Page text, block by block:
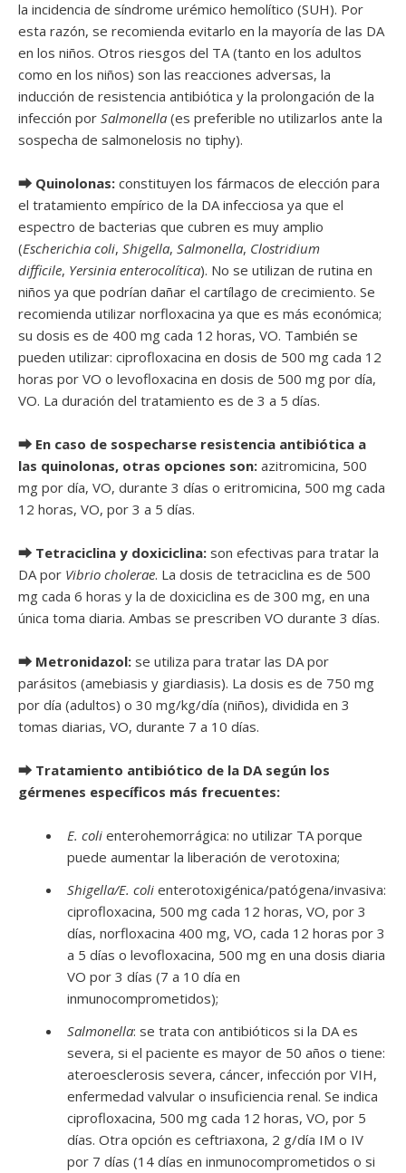
la incidencia de síndrome urémico hemolítico (SUH). Por
esta razón, se recomienda evitarlo en la mayoría de las DA
en los niños. Otros riesgos del TA (tanto en los adultos
como en los niños) son las reacciones adversas, la
inducción de resistencia antibiótica y la prolongación de la
infección por Salmonella (es preferible no utilizarlos ante la
sospecha de salmonelosis no tiphy).
⮕ Quinolonas: constituyen los fármacos de elección para
el tratamiento empírico de la DA infecciosa ya que el
espectro de bacterias que cubren es muy amplio
(Escherichia coli, Shigella, Salmonella, Clostridium
difficile, Yersinia enterocolítica). No se utilizan de rutina en
niños ya que podrían dañar el cartílago de crecimiento. Se
recomienda utilizar norfloxacina ya que es más económica;
su dosis es de 400 mg cada 12 horas, VO. También se
pueden utilizar: ciprofloxacina en dosis de 500 mg cada 12
horas por VO o levofloxacina en dosis de 500 mg por día,
VO. La duración del tratamiento es de 3 a 5 días.
⮕ En caso de sospecharse resistencia antibiótica a
las quinolonas, otras opciones son: azitromicina, 500
mg por día, VO, durante 3 días o eritromicina, 500 mg cada
12 horas, VO, por 3 a 5 días.
⮕ Tetraciclina y doxiciclina: son efectivas para tratar la
DA por Vibrio cholerae. La dosis de tetraciclina es de 500
mg cada 6 horas y la de doxiciclina es de 300 mg, en una
única toma diaria. Ambas se prescriben VO durante 3 días.
⮕ Metronidazol: se utiliza para tratar las DA por
parásitos (amebiasis y giardiasis). La dosis es de 750 mg
por día (adultos) o 30 mg/kg/día (niños), dividida en 3
tomas diarias, VO, durante 7 a 10 días.
⮕ Tratamiento antibiótico de la DA según los
gérmenes específicos más frecuentes:
E. coli enterohemorrágica: no utilizar TA porque
puede aumentar la liberación de verotoxina;
Shigella/E. coli enterotoxigénica/patógena/invasiva:
ciprofloxacina, 500 mg cada 12 horas, VO, por 3
días, norfloxacina 400 mg, VO, cada 12 horas por 3
a 5 días o levofloxacina, 500 mg en una dosis diaria
VO por 3 días (7 a 10 día en
inmunocomprometidos);
Salmonella: se trata con antibióticos si la DA es
severa, si el paciente es mayor de 50 años o tiene:
ateroesclerosis severa, cáncer, infección por VIH,
enfermedad valvular o insuficiencia renal. Se indica
ciprofloxacina, 500 mg cada 12 horas, VO, por 5
días. Otra opción es ceftriaxona, 2 g/día IM o IV
por 7 días (14 días en inmunocomprometidos o si